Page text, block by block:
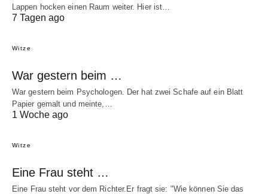
Lappen hocken einen Raum weiter. Hier ist…
7 Tagen ago
Witze
War gestern beim …
War gestern beim Psychologen. Der hat zwei Schafe auf ein Blatt
Papier gemalt und meinte,…
1 Woche ago
Witze
Eine Frau steht …
Eine Frau steht vor dem Richter.Er fragt sie: "Wie können Sie das